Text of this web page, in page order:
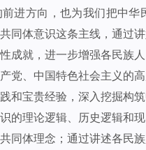
进方向，也为我们把中
同体意识这条主线，通过
成就，进一步增强各民族
党、中国特色社会主义的
和宝贵经验，深入挖掘构
的理论逻辑、历史逻辑和
同体理念；通过讲述各民